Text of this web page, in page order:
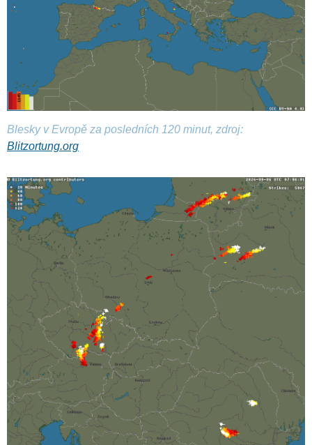
Blesky v Evropě za posledních 120 minut, zdroj:
Blitzortung.org